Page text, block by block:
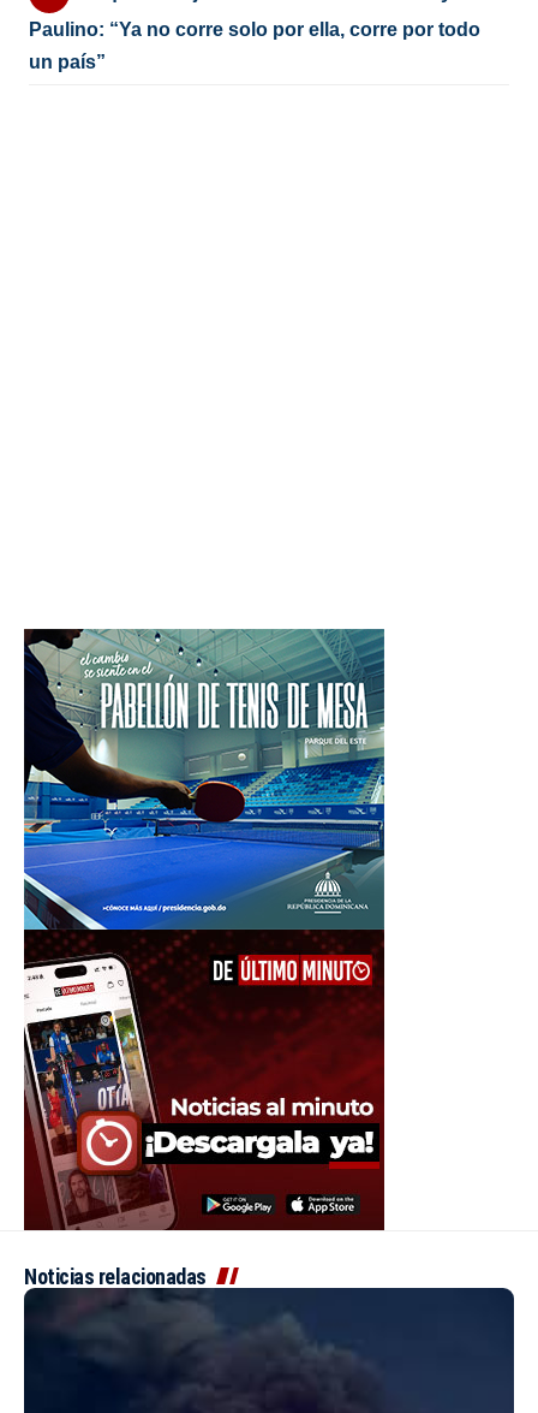
Paulino: “Ya no corre solo por ella, corre por todo
un país”
Noticias relacionadas